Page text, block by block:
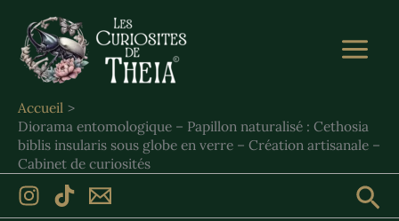
contenu
Accueil
Diorama entomologique – Papillon naturalisé : Cethosia
biblis insularis sous globe en verre – Création artisanale –
Cabinet de curiosités